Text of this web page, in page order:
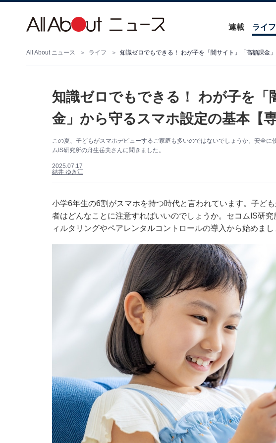
連載 ライフ
All About ニュース ライフ 知識ゼロでもできる！ わが子を「闇サイト」「高額課金
知識ゼロでもできる！ わが子を「
金」から守るスマホ設定の基本【専
この夏、子どもがスマホデビューするご家庭も多いのではないでしょうか。安全
ムIS研究所の舟生岳夫さんに聞きました。
2025.07.17
結井 ゆき江
小学6年生の6割がスマホを持つ時代と言われています。子ど
者はどんなことに注意すればいいのでしょうか。セコムIS研
ィルタリングやペアレンタルコントロールの導入から始めまし